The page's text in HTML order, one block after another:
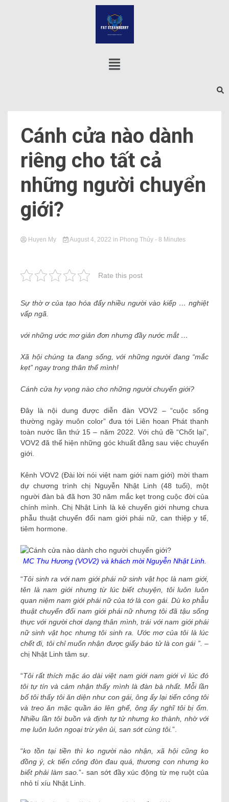
Cánh cửa nào dành
riêng cho tất cả
những người chuyển
giới?
Huyen My August 4, 2022 in Phong Thủy - 8 Minutes
Rate this post
Sự thờ ơ của tạo hóa đẩy nhiều người vào kiếp … nghiệt
vấp ngã.
với những ước mơ giản đơn nhưng đầy nước mắt …
Xã hội chúng ta đang sống, với những người đang “mắc
kẹt” ngay trong thân thể mình!
Cánh cửa hy vọng nào cho những người chuyển giới?
Đây là nội dung được diễn đàn VOV2 – “cuộc sống
thường ngày muôn color” đưa tới Liên hoan Phát thanh
toàn nước lần thứ 15 – năm 2022. Với chủ đề “Chốt lại”,
VOV2 đã thể hiện những góc khuất đằng sau việc chuyển
giới.
Kênh VOV2 (Đài lời nói việt nam giới nam giới) mời tham
dự chương trình chị Nguyễn Nhật Linh (48 tuổi), một
người đàn bà đã hơn 30 năm mắc kẹt trong cuộc đời của
chính mình. Chị Nhật Linh là kẻ chuyển giới nhưng chưa
phẫu thuật chuyển đổi nam giới phái nữ, can thiệp y tế,
tiêm hormone.
MC Thu Hương (VOV2) và khách mời Nguyễn Nhật Linh.
“Tôi sinh ra với nam giới phái nữ sinh vật học là nam giới,
tên là nam giới nhưng từ lúc biết chuyện, tôi luôn luôn
quan niệm nam giới phái nữ của tớ là con gái. Dù ko phẫu
thuật chuyển đổi nam giới phái nữ nhưng tôi đã tậu sống
thực với người chơi dạng thân mình, trái với nam giới phái
nữ sinh vật học nhưng tôi sinh ra. Ước mơ của tôi là lúc
chết đi, tôi chỉ muốn nhận được giấy báo tử là con gái ”. –
chị Nhật Linh tâm sự.
“Tôi rất thích mặc áo dài việt nam giới nam giới vì lúc đó
tôi tự tín và cảm nhận thấy mình là đàn bà nhất. Mỗi lần
bố tôi thấy tôi ăn diện như con gái, ông ấy lại tiến công tôi
và treo ăn mặc quần áo lên ghế, ông ấy nghĩ tôi bị ốm.
Nhiều lần tôi buồn và định tự tử nhưng ko thành, nhờ với
mẹ luôn luôn ngoại trừ yên ủi, san sớt cùng tôi.”.
“ko tồn tại tiền thì ko người nào nhận, xã hội cũng ko
đồng ý, ck tiến công đòn đau quá, thương con nhưng ko
biết phải làm sao.”- san sớt đầy xúc động từ mẹ ruột của
nhỏ tí xíu Nhật Linh.